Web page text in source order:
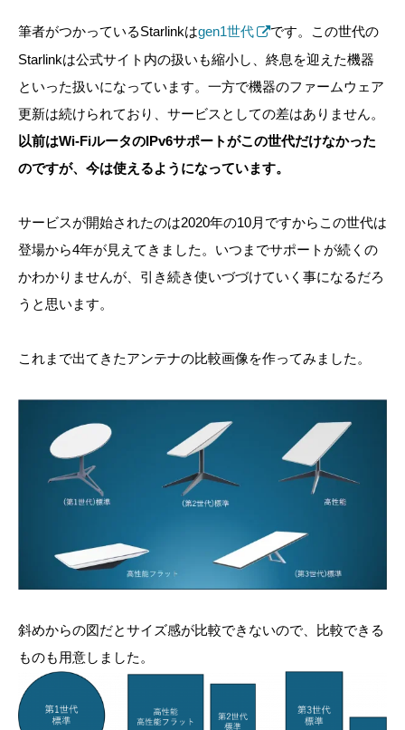
筆者がつかっているStarlinkはgen1世代
です。この世代の
Starlinkは公式サイト内の扱いも縮小し、終息を迎えた機器
といった扱いになっています。一方で機器のファームウェア
更新は続けられており、サービスとしての差はありません。
以前はWi-FiルータのIPv6サポートがこの世代だけなかった
のですが、今は使えるようになっています。
サービスが開始されたのは2020年の10月ですからこの世代は
登場から4年が見えてきました。いつまでサポートが続くの
かわかりませんが、引き続き使いづづけていく事になるだろ
うと思います。
これまで出てきたアンテナの比較画像を作ってみました。
斜めからの図だとサイズ感が比較できないので、比較できる
ものも用意しました。